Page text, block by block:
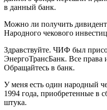
в данный банк.
Можно ли получить
Народного чекового
Здравствуйте. ЧИФ был
ЭнергоТрансБанк. Все права
Обращайтесь в банк.
У меня есть один народный
1994 года, приобретенные в
штука.